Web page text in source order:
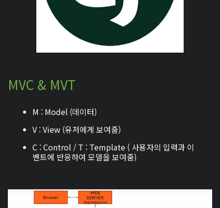
MVC & MVT
M : Model (데이터)
V : View (유저에게 보여줌)
C : Control / T : Template ( 사용자의 입력과 이
벤트에 반응하여 모델을 보여줌)